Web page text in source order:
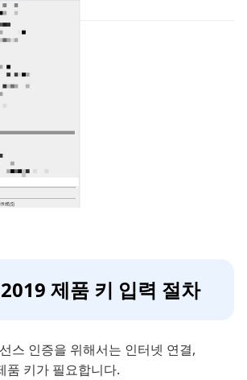
제품 키 입력 절차
스 인증을 위해서는 인터넷 연결,
키가 필요합니다.